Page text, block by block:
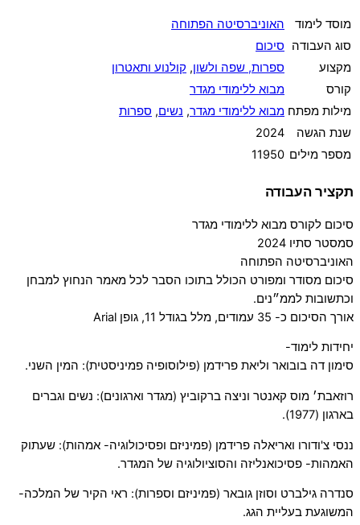
מוסד לימוד
האוניברסיטה הפתוחה
סוג העבודה
סיכום
מקצוע
ספרות, שפה ולשון, קולנוע ותאטרון
קורס
מבוא ללימודי מגדר
מילות מפתח מבוא ללימודי מגדר, נשים, ספרות
שנת הגשה
2024
מספר מילים 11950
תקציר העבודה
סיכום לקורס מבוא ללימודי מגדר
סמסטר סתיו 2024
האוניברסיטה הפתוחה
סיכום מסודר ומפורט הכולל בתוכו הסבר לכל מאמר הנחוץ למבחן
וכתשובות לממ״נים.
אורך הסיכום כ- 35 עמודים, מלל בגודל 11, גופן Arial
יחידות לימוד-
סימון דה בובואר וליאת פרידמן (פילוסופיה פמיניסטית): המין השני.
רוזאבת׳ מוס קאנטר וניצה ברקוביץ (מגדר וארגונים): נשים וגברים
בארגון (1977).
ננסי צ'ודורו ואריאלה פרידמן (פמיניזם ופסיכולוגיה- אמהות): שעתוק
האמהות- פסיכואנליזה והסוציולוגיה של המגדר.
סנדרה גילברט וסוזן גובאר (פמיניזם וספרות): ראי הקיר של המלכה-
המשוגעת בעליית הגג.